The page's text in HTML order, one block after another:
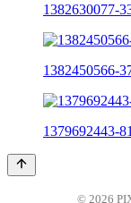
1382630077-
1382450566-
1379692443-
© 2026